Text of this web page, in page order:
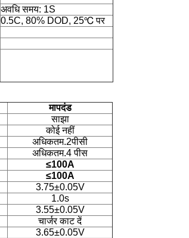
अवधि समय: 1S
0.5C, 80% DOD, 25℃ पर
मापदंड
साझा
कोई नहीं
अधिकतम.2पीसी
अधिकतम.4 पीस
≤100A
≤100A
3.75±0.05V
1.0s
3.55±0.05V
चार्जर काट दें
3.65±0.05V